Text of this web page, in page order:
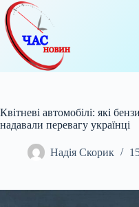
Перейти
до
вмісту
Квітневі автомобілі: які
надавали перевагу українці
Надія Скорик